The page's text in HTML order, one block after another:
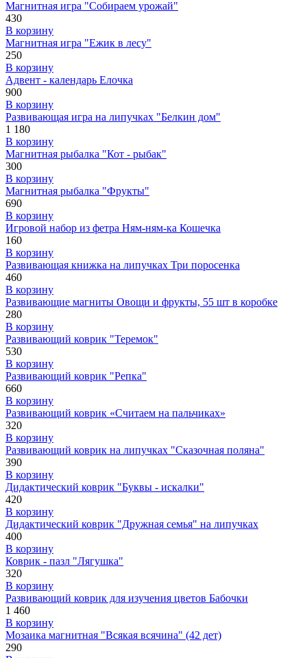
Магнитная игра "Собираем урожай"
430
В корзину
Магнитная игра "Ежик в лесу"
250
В корзину
Адвент - календарь Елочка
900
В корзину
Развивающая игра на липучках "Белкин дом"
1 180
В корзину
Магнитная рыбалка "Кот - рыбак"
300
В корзину
Магнитная рыбалка "Фрукты"
690
В корзину
Игровой набор из фетра Ням-ням-ка Кошечка
160
В корзину
Развивающая книжка на липучках Три поросенка
460
В корзину
Развивающие магниты Овощи и фрукты, 55 шт в коробке
280
В корзину
Развивающий коврик "Теремок"
530
В корзину
Развивающий коврик "Репка"
660
В корзину
Развивающий коврик «Считаем на пальчиках»
320
В корзину
Развивающий коврик на липучках "Сказочная поляна"
390
В корзину
Дидактический коврик "Буквы - искалки"
420
В корзину
Дидактический коврик "Дружная семья" на липучках
400
В корзину
Коврик - пазл "Лягушка"
320
В корзину
Развивающий коврик для изучения цветов Бабочки
1 460
В корзину
Мозаика магнитная "Всякая всячина" (42 дет)
290